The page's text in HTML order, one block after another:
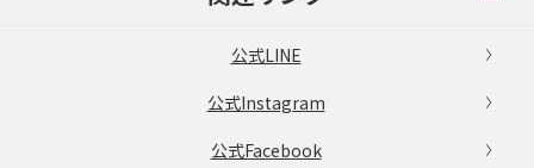
公式LINE
公式Instagram
公式Facebook